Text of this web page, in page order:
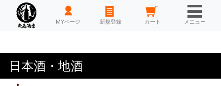
HOME MYページ 新規登録 カート メニュー
日本酒・地酒